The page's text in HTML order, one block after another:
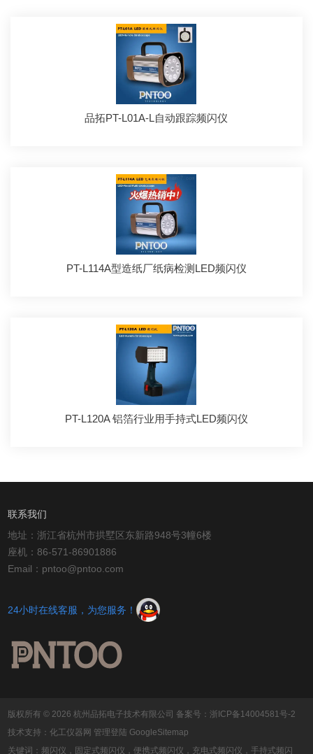
品拓PT-L01A-L自动跟踪频闪仪
PT-L114A型造纸厂纸病检测LED频闪仪
PT-L120A 铝箔行业用手持式LED频闪仪
联系我们
地址：浙江省杭州市拱墅区东新路948号3幢6楼
座机：86-571-86901886
Email：pntoo@pntoo.com
24小时在线客服，为您服务！
版权所有 © 2026 杭州品拓电子技术有限公司备案号：浙ICP备14004581号-2
技术支持：化工仪器网 管理登陆 GoogleSitemap
关键词：频闪仪，固定式频闪仪，便携式频闪仪，充电式频闪仪，手持式频闪